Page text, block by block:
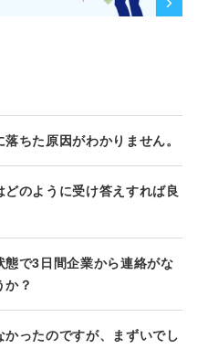
ちた原因がわかりません。
のように受け答えすれば良
で3日間企業から連絡がな
か？
ったのですが、まずいでし